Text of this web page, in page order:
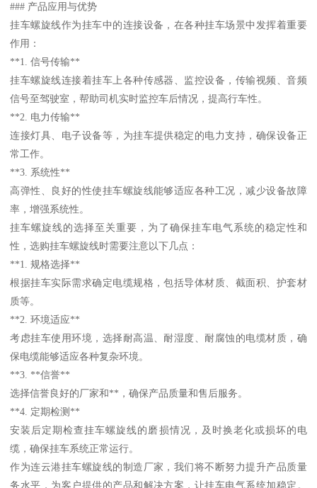
### 产品应用与优势
挂车螺旋线作为挂车中的连接设备，在各种挂车场景中发挥着重要
作用：
**1. 信号传输**
挂车螺旋线连接着挂车上各种传感器、监控设备，传输视频、音频
信号至驾驶室，帮助司机实时监控车后情况，提高行车性。
**2. 电力传输**
连接灯具、电子设备等，为挂车提供稳定的电力支持，确保设备正
常工作。
**3. 系统性**
高弹性、良好的性使挂车螺旋线能够适应各种工况，减少设备故障
率，增强系统性。
挂车螺旋线的选择至关重要，为了确保挂车电气系统的稳定性和
性，选购挂车螺旋线时需要注意以下几点：
**1. 规格选择**
根据挂车实际需求确定电缆规格，包括导体材质、截面积、护套材
质等。
**2. 环境适应**
考虑挂车使用环境，选择耐高温、耐湿度、耐腐蚀的电缆材质，确
保电缆能够适应各种复杂环境。
**3. **信誉**
选择信誉良好的厂家和**，确保产品质量和售后服务。
**4. 定期检测**
安装后定期检查挂车螺旋线的磨损情况，及时换老化或损坏的电
缆，确保挂车系统正常运行。
作为连云港挂车螺旋线的制造厂家，我们将不断努力提升产品质量
务水平，为客户提供的产品和解决方案，让挂车电气系统加稳定。